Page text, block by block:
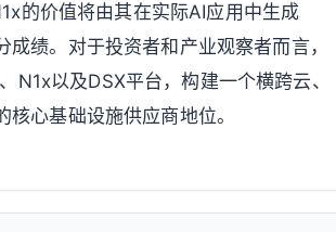
的价值将由其在实际AI应用中生成
绩。对于投资者和产业观察者而言，
以及DSX平台，构建一个横跨云、
心基础设施供应商地位。